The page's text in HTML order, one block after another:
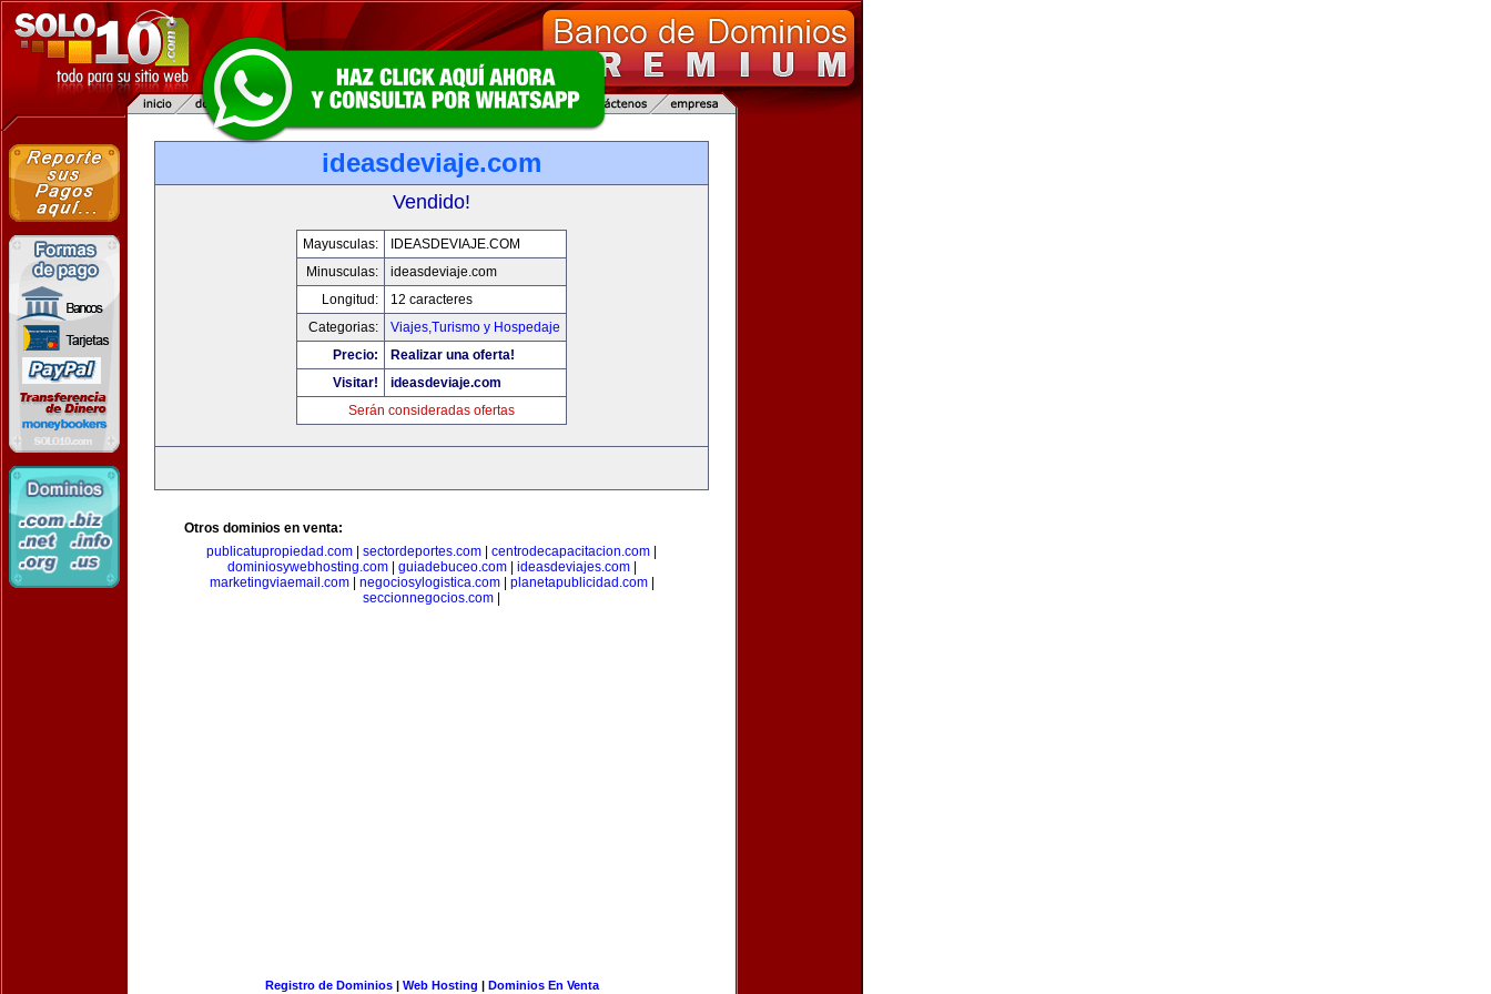
ideasdeviaje.com
Vendido!
Mayusculas:
IDEASDEVIAJE.COM
Minusculas:
ideasdeviaje.com
Longitud:
12 caracteres
Categorias:
Viajes,Turismo y Hospedaje
Precio:
Realizar una oferta!
Visitar!
ideasdeviaje.com
Serán consideradas ofertas
Otros dominios en venta:
publicatupropiedad.com
sectordeportes.com centrodecapacitacion.com
dominiosywebhosting.com| guiadebuceo.com| ideasdeviajes.com|
marketingviaemail.com| negociosylogistica.com| planetapublicidad.com|
seccionnegocios.com
Registro de Dominios| Web Hosting | Dominios En Venta